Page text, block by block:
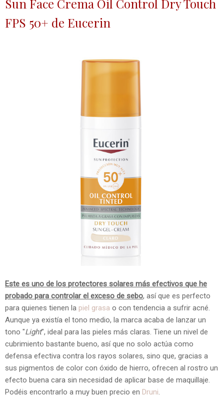
Sun Face Crema Oil Control Dry Touch
FPS 50+ de Eucerin
Este es uno de los protectores solares más efectivos que he
probado para controlar el exceso de sebo, así que es perfecto
para quienes tienen la piel grasa o con tendencia a sufrir acné.
Aunque ya existía el tono medio, la marca acaba de lanzar un
tono "Light", ideal para las pieles más claras. Tiene un nivel de
cubrimiento bastante bueno, así que no solo actúa como
defensa efectiva contra los rayos solares, sino que, gracias a
sus pigmentos de color con óxido de hierro, ofrecen al rostro un
efecto buena cara sin necesidad de aplicar base de maquillaje.
Podéis encontrarlo a muy buen precio en Druni.